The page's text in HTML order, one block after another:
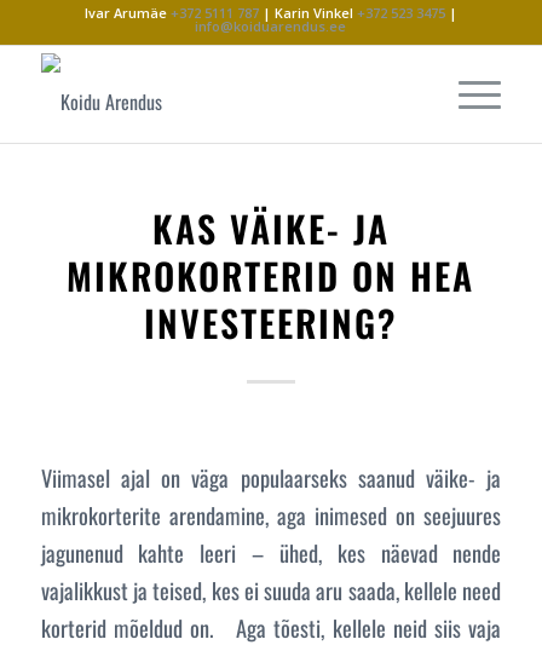
Ivar Arumäe +372 5111 787| Karin Vinkel +372 523 3475|
info@koiduarendus.ee
KAS VÄIKE- JA
MIKROKORTERID ON HEA
INVESTEERING?
Viimasel ajal on väga populaarseks saanud väike- ja
mikrokorterite arendamine, aga inimesed on seejuures
jagunenud kahte leeri – ühed, kes näevad nende
vajalikkust ja teised, kes ei suuda aru saada, kellele need
korterid mõeldud on. Aga tõesti, kellele neid siis vaja